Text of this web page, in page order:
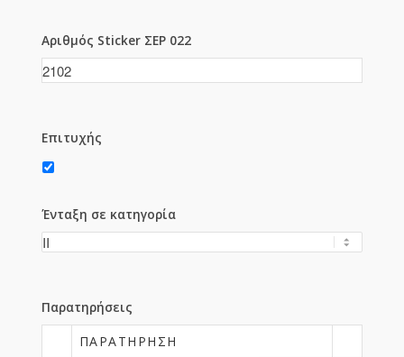
Αριθμός Sticker ΣΕΡ 022
Επιτυχής
Ένταξη σε κατηγορία
Παρατηρήσεις
ΠΑΡΑΤΉΡΗΣΗ